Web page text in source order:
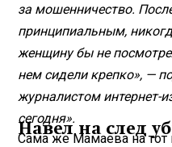
за мошенничество.
принципиальным,
женщину бы не
нем сидели крепко», —
журналистом интернет-
сегодня».
Навел на след
Сама же Мамаева на тот